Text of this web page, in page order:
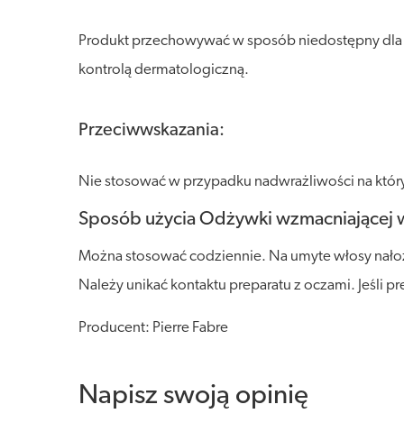
Produkt przechowywać w sposób niedostępny
kontrolą dermatologiczną.
Przeciwwskazania:
Nie stosować w przypadku nadwrażliwości na
Sposób użycia Odżywki wzmacniającej
Można stosować codziennie. Na umyte włosy
Należy unikać kontaktu preparatu z oczami. Jeśli
Producent: Pierre Fabre
Napisz swoją opinię